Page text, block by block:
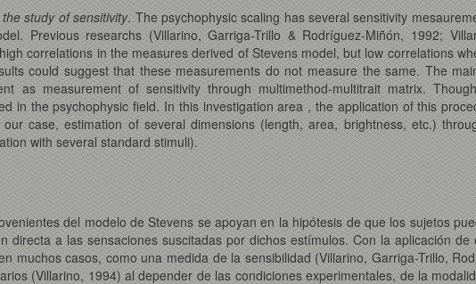
study of sensitivity. The psychophysic scaling has several sensitivity
Previous researchs (Villarino, Garriga-Trillo & Rodríguez-Miñón, 1992;
correlations in the measures derived of Stevens model, but low correlations
could suggest that these measurements do not measure the same. The
as measurement of sensitivity through multimethod-multitrait matrix.
in the psychophysic field. In this investigation area , the application of this
case, estimation of several dimensions (length, area, brightness, etc.)
with several standard stimuli).
del modelo de Stevens se apoyan en la hipótesis de que los sujetos
directa a las sensaciones suscitadas por dichos estímulos. Con la aplicación
muchos casos, como una medida de la sensibilidad (Villarino, Garriga-Trillo,
(Villarino, 1994) al depender de las condiciones experimentales, de la